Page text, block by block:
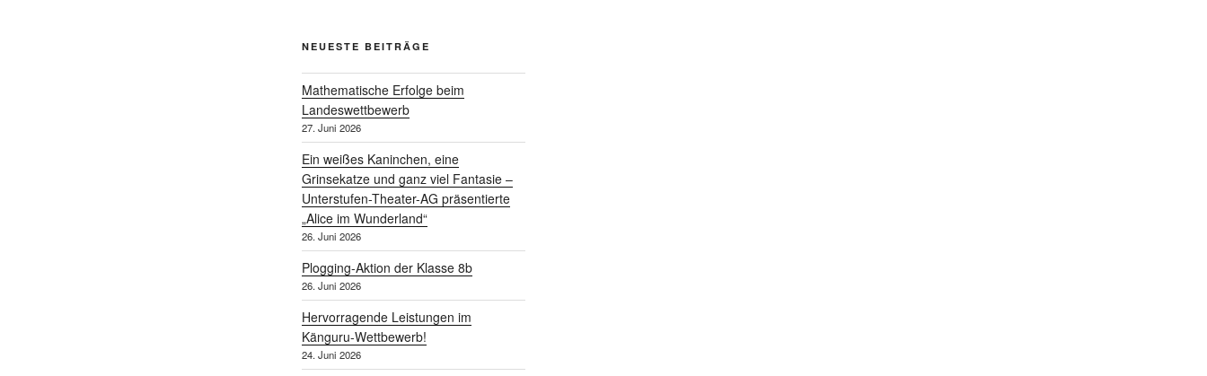
NEUESTE BEITRÄGE
Mathematische Erfolge beim
Landeswettbewerb
27. Juni 2026
Ein weißes Kaninchen, eine
Grinsekatze und ganz viel Fantasie –
Unterstufen-Theater-AG präsentierte
„Alice im Wunderland“
26. Juni 2026
Plogging-Aktion der Klasse 8b
26. Juni 2026
Hervorragende Leistungen im
Känguru-Wettbewerb!
24. Juni 2026